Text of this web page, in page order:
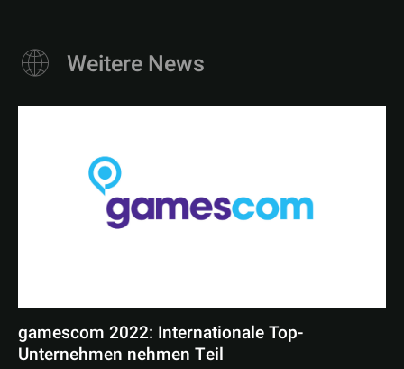
Weitere News
gamescom 2022: Internationale Top-
Unternehmen nehmen Teil